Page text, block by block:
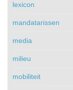
lexicon
mandatarissen
media
milieu
mobiliteit